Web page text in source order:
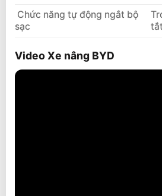
Chức năng tự động ngắt bộ
sạc
Video Xe nâng BYD